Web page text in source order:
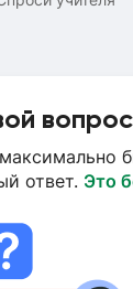
ответ. Это